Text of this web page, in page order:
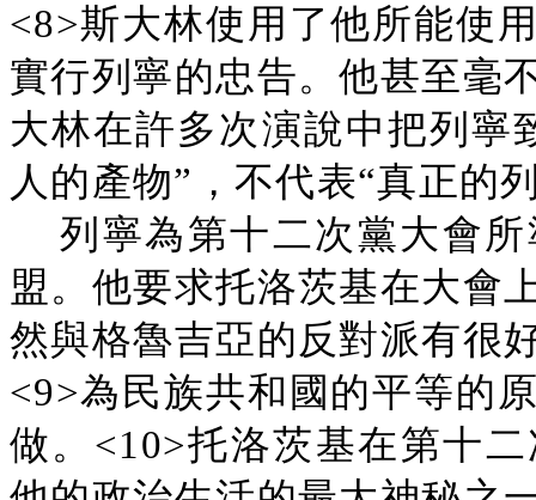
<8>斯大林使用了他所能使
實行列寧的忠告。他甚至毫
大林在許多次演說中把列寧
人的產物”，不代表“真正的
列寧為第十二次黨大會
盟。他要求托洛茨基在大會
然與格魯吉亞的反對派有很
<9>為民族共和國的平等的
做。<10>托洛茨基在第十